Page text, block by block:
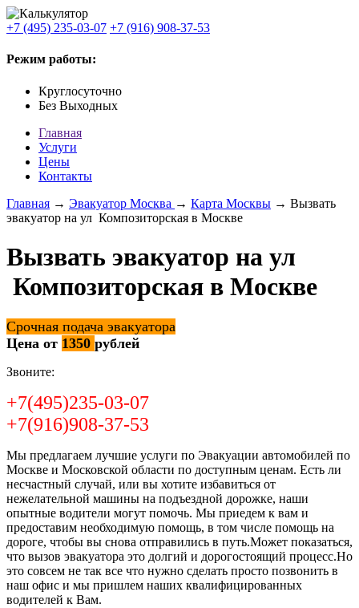
+7 (495) 235-03-07 +7 (916) 908-37-53
Режим работы:
Круглосуточно
Без Выходных
Главная
Услуги
Цены
Контакты
Главная → Эвакуатор Москва → Карта Москвы → Вызвать
эвакуатор на ул Композиторская в Москве
Вызвать эвакуатор на ул
Композиторская в Москве
Срочная подача эвакуатора
Цена от 1350 рублей
Звоните:
+7(495)235-03-07
+7(916)908-37-53
Мы предлагаем лучшие услуги по Эвакуации автомобилей по
Москве и Московской области по доступным ценам. Есть ли
несчастный случай, или вы хотите избавиться от
нежелательной машины на подъездной дорожке, наши
опытные водители могут помочь. Мы приедем к вам и
предоставим необходимую помощь, в том числе помощь на
дороге, чтобы вы снова отправились в путь.Может показаться,
что вызов эвакуатора это долгий и дорогостоящий процесс.Но
это совсем не так все что нужно сделать просто позвонить в
наш офис и мы пришлем наших квалифицированных
водителей к Вам.